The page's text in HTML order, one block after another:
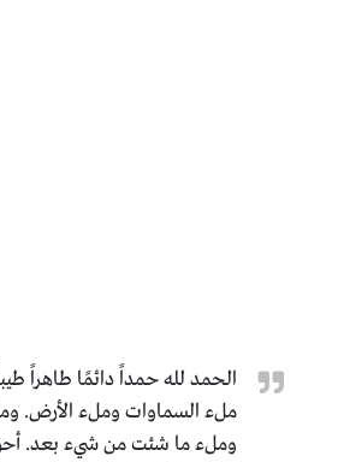
الحمد لله حمداً دائمًا طاهراً
ملء السماوات وملء الأرض.
وملء ما شئت من شيء بعد.